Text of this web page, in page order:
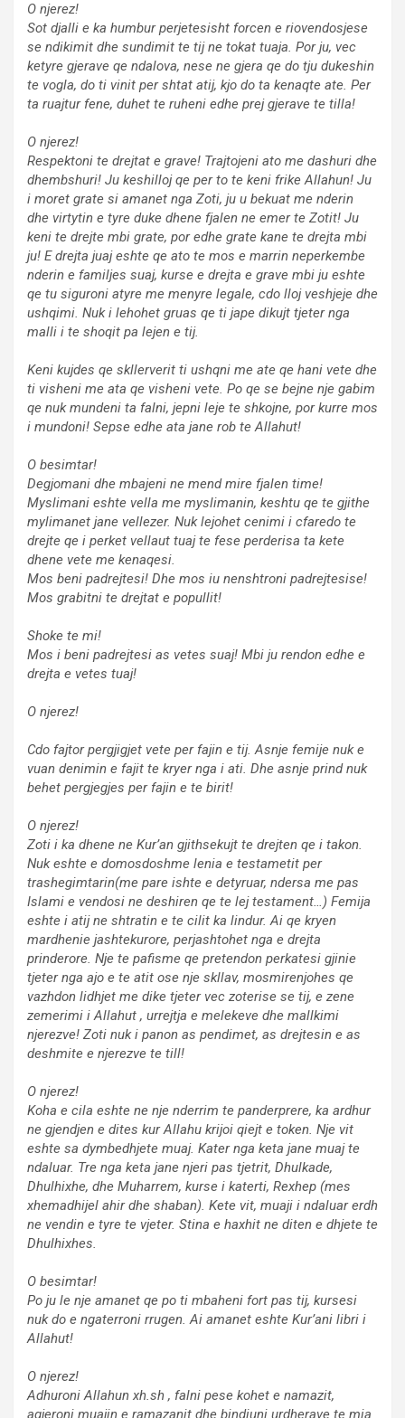
O njerez!
Sot djalli e ka humbur perjetesisht forcen e riovendosjese
se ndikimit dhe sundimit te tij ne tokat tuaja. Por ju, vec
ketyre gjerave qe ndalova, nese ne gjera qe do tju dukeshin
te vogla, do ti vinit per shtat atij, kjo do ta kenaqte ate. Per
ta ruajtur fene, duhet te ruheni edhe prej gjerave te tilla!
O njerez!
Respektoni te drejtat e grave! Trajtojeni ato me dashuri dhe
dhembshuri! Ju keshilloj qe per to te keni frike Allahun! Ju
i moret grate si amanet nga Zoti, ju u bekuat me nderin
dhe virtytin e tyre duke dhene fjalen ne emer te Zotit! Ju
keni te drejte mbi grate, por edhe grate kane te drejta mbi
ju! E drejta juaj eshte qe ato te mos e marrin neperkembe
nderin e familjes suaj, kurse e drejta e grave mbi ju eshte
qe tu siguroni atyre me menyre legale, cdo lloj veshjeje dhe
ushqimi. Nuk i lehohet gruas qe ti jape dikujt tjeter nga
malli i te shoqit pa lejen e tij.
Keni kujdes qe skllerverit ti ushqni me ate qe hani vete dhe
ti visheni me ata qe visheni vete. Po qe se bejne nje gabim
qe nuk mundeni ta falni, jepni leje te shkojne, por kurre mos
i mundoni! Sepse edhe ata jane rob te Allahut!
O besimtar!
Degjomani dhe mbajeni ne mend mire fjalen time!
Myslimani eshte vella me myslimanin, keshtu qe te gjithe
mylimanet jane vellezer. Nuk lejohet cenimi i cfaredo te
drejte qe i perket vellaut tuaj te fese perderisa ta kete
dhene vete me kenaqesi.
Mos beni padrejtesi! Dhe mos iu nenshtroni padrejtesise!
Mos grabitni te drejtat e popullit!
Shoke te mi!
Mos i beni padrejtesi as vetes suaj! Mbi ju rendon edhe e
drejta e vetes tuaj!
O njerez!
Cdo fajtor pergjigjet vete per fajin e tij. Asnje femije nuk e
vuan denimin e fajit te kryer nga i ati. Dhe asnje prind nuk
behet pergjegjes per fajin e te birit!
O njerez!
Zoti i ka dhene ne Kur’an gjithsekujt te drejten qe i takon.
Nuk eshte e domosdoshme lenia e testametit per
trashegimtarin(me pare ishte e detyruar, ndersa me pas
Islami e vendosi ne deshiren qe te lej testament…) Femija
eshte i atij ne shtratin e te cilit ka lindur. Ai qe kryen
mardhenie jashtekurore, perjashtohet nga e drejta
prinderore. Nje te pafisme qe pretendon perkatesi gjinie
tjeter nga ajo e te atit ose nje skllav, mosmirenjohes qe
vazhdon lidhjet me dike tjeter vec zoterise se tij, e zene
zemerimi i Allahut , urrejtja e melekeve dhe mallkimi
njerezve! Zoti nuk i panon as pendimet, as drejtesin e as
deshmite e njerezve te till!
O njerez!
Koha e cila eshte ne nje nderrim te panderprere, ka ardhur
ne gjendjen e dites kur Allahu krijoi qiejt e token. Nje vit
eshte sa dymbedhjete muaj. Kater nga keta jane muaj te
ndaluar. Tre nga keta jane njeri pas tjetrit, Dhulkade,
Dhulhixhe, dhe Muharrem, kurse i katerti, Rexhep (mes
xhemadhijel ahir dhe shaban). Kete vit, muaji i ndaluar erdh
ne vendin e tyre te vjeter. Stina e haxhit ne diten e dhjete te
Dhulhixhes.
O besimtar!
Po ju le nje amanet qe po ti mbaheni fort pas tij, kursesi
nuk do e ngaterroni rrugen. Ai amanet eshte Kur’ani libri i
Allahut!
O njerez!
Adhuroni Allahun xh.sh , falni pese kohet e namazit,
agjeroni muajin e ramazanit dhe bindiuni urdherave te mia